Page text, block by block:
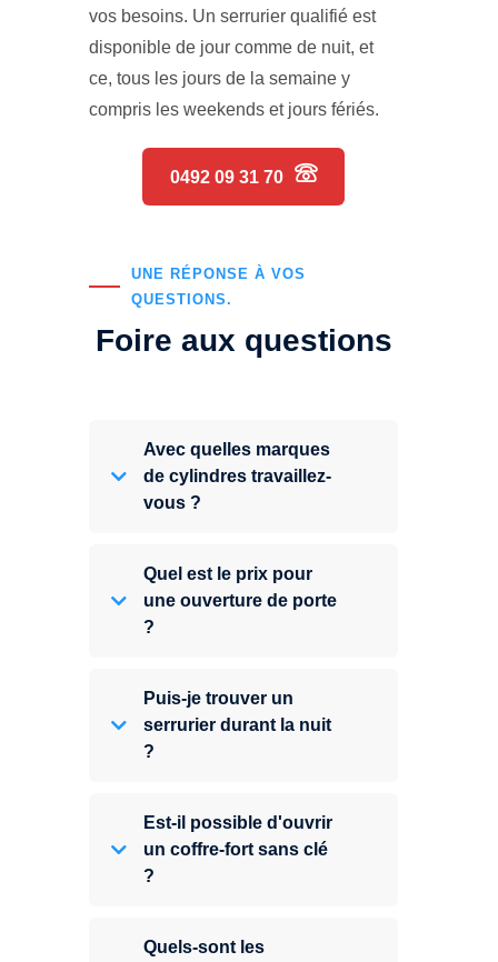
vos besoins. Un serrurier qualifié est
disponible de jour comme de nuit, et
ce, tous les jours de la semaine y
compris les weekends et jours fériés.
0492 09 31 70
UNE RÉPONSE À VOS
QUESTIONS.
Foire aux questions
Avec quelles marques
de cylindres travaillez-
vous ?
Quel est le prix pour
une ouverture de porte
?
Puis-je trouver un
serrurier durant la nuit
?
Est-il possible d'ouvrir
un coffre-fort sans clé
?
Quels-sont les